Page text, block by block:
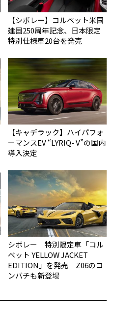
【シボレー】コルベット米国
建国250周年記念、日本限定
特別仕様車20台を発売
【キャデラック】ハイパフォ
ーマンスEV “LYRIQ- V”の国内
導入決定
シボレー 特別限定車「コル
ベット YELLOW JACKET
EDITION」を発売 Z06のコ
ンバチも新登場